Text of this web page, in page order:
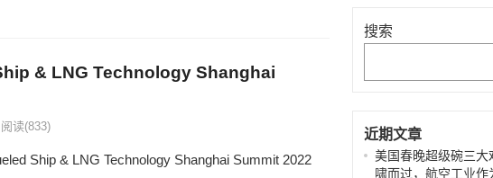
& LNG Technology Shanghai
阅读(833)
Ship & LNG Technology Shanghai Summit 2022
搜索
近期文章
美国春晚超级碗三
啸而过，航空工业